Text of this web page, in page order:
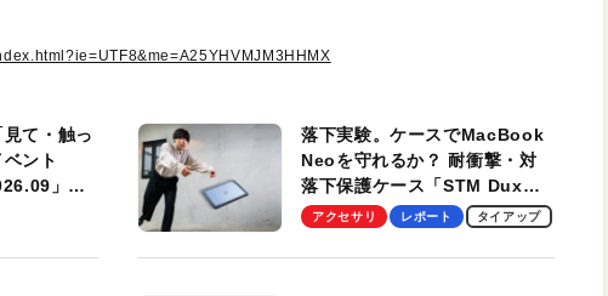
て・触っ
ント
」
開催しま
落下実験。ケースでMacBook
Neoを守れるか？ 耐衝撃・対
落下保護ケース「STM Dux
Ultra」を検証。学生、ビジネ
適！
アクセサリ レポート タイアップ